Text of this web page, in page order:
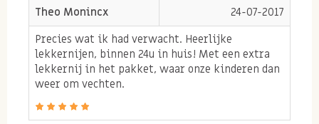
we even niet bescheiden mogen zijn: deze granola
met kokos en banaan is gewoon echt de lekkerste van
allemaal!
Gebruik 2 a 3 eetlepels en meng deze door een gezonde
yoghurt of net als ons door biogarde of magere franse
Theo Monincx
24-07-2017
Precies wat ik had verwacht. Heerlijke
lekkernijen, binnen 24u in huis! Met een extra
lekkernij in het pakket, waar onze kinderen dan
weer om vechten.